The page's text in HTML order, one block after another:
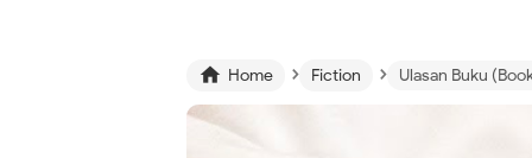
 Home › Fiction › Ulasan Buku